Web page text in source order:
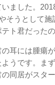
ました。
そうとして
ト君だったの
耳には腫瘍
うです。ま
同居がスター